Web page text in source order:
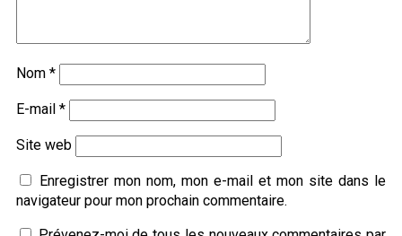
Nom *
E-mail *
Site web
Enregistrer mon nom, mon e-mail et mon site dans le
navigateur pour mon prochain commentaire.